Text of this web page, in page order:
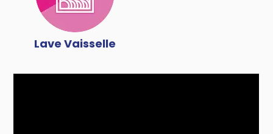
Lave Vaisselle